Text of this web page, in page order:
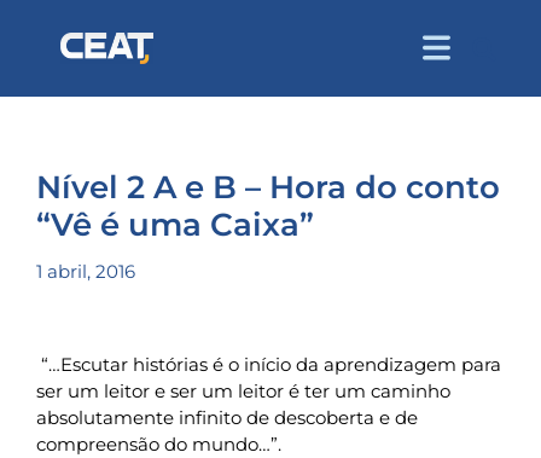
Nível 2 A e B – Hora do conto
“Vê é uma Caixa”
1 abril, 2016
“…Escutar histórias é o início da aprendizagem para
ser um leitor e ser um leitor é ter um caminho
absolutamente infinito de descoberta e de
compreensão do mundo…”.